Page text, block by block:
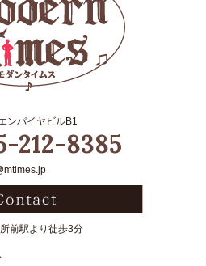
ンパイヤビルB1
212-8385
前駅より徒歩3分